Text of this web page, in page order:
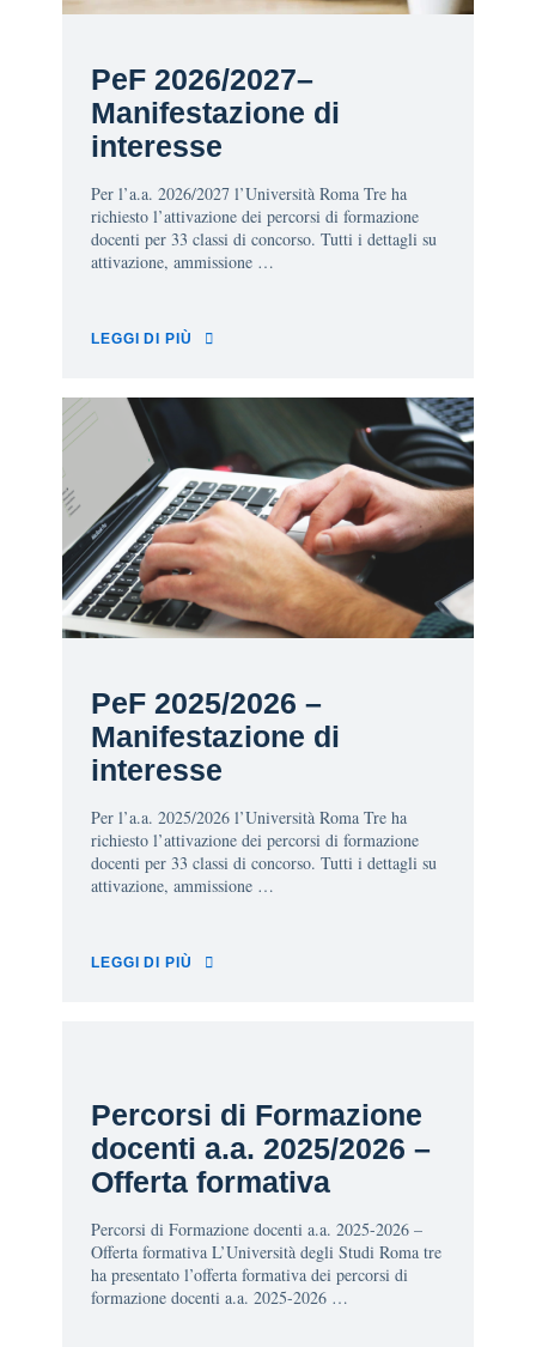
PeF 2026/2027–
Manifestazione di
interesse
Per l’a.a. 2026/2027 l’Università Roma Tre ha
richiesto l’attivazione dei percorsi di formazione
docenti per 33 classi di concorso. Tutti i dettagli su
attivazione, ammissione …
LEGGI DI PIÙ
PeF 2025/2026 –
Manifestazione di
interesse
Per l’a.a. 2025/2026 l’Università Roma Tre ha
richiesto l’attivazione dei percorsi di formazione
docenti per 33 classi di concorso. Tutti i dettagli su
attivazione, ammissione …
LEGGI DI PIÙ
Percorsi di Formazione
docenti a.a. 2025/2026 –
Offerta formativa
Percorsi di Formazione docenti a.a. 2025-2026 –
Offerta formativa L’Università degli Studi Roma tre
ha presentato l’offerta formativa dei percorsi di
formazione docenti a.a. 2025-2026 …